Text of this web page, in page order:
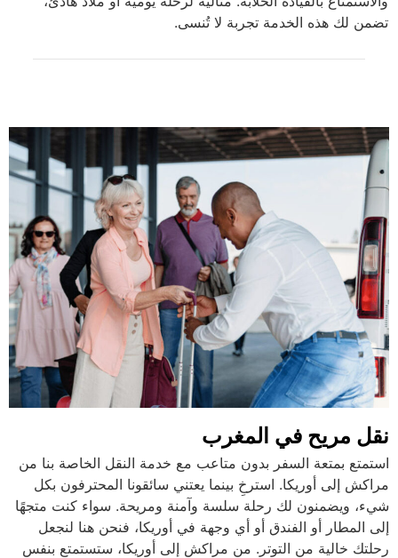
تضمن لك هذه الخدمة تجربة لا تُنسى.
نقل مريح في المغرب
استمتع بمتعة السفر بدون متاعب مع خدمة النقل الخاصة بنا من
مراكش إلى أوريكا. استرخِ بينما يعتني سائقونا المحترفون بكل
شيء، ويضمنون لك رحلة سلسة وآمنة ومريحة. سواء كنت متجهًا
إلى المطار أو الفندق أو أي وجهة في أوريكا، فنحن هنا لنجعل
رحلتك خالية من التوتر. من مراكش إلى أوريكا، ستستمتع بنفس